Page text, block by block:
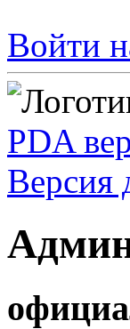
Войти
PDA
Версия